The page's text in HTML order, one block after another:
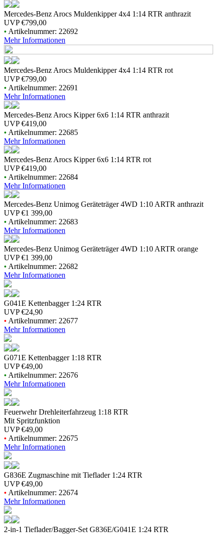
Mercedes-Benz Arocs Muldenkipper 4x4 1:14 RTR anthrazit
UVP€799,00
• Artikelnummer: 22692
Mehr Informationen
Mercedes-Benz Arocs Muldenkipper 4x4 1:14 RTR rot
UVP€799,00
• Artikelnummer: 22691
Mehr Informationen
Mercedes-Benz Arocs Kipper 6x6 1:14 RTR anthrazit
UVP€419,00
• Artikelnummer: 22685
Mehr Informationen
Mercedes-Benz Arocs Kipper 6x6 1:14 RTR rot
UVP€419,00
• Artikelnummer: 22684
Mehr Informationen
Mercedes-Benz Unimog Geräteträger 4WD 1:10 ARTR anthrazit
UVP€1 399,00
• Artikelnummer: 22683
Mehr Informationen
Mercedes-Benz Unimog Geräteträger 4WD 1:10 ARTR orange
UVP€1 399,00
• Artikelnummer: 22682
Mehr Informationen
G041E Kettenbagger 1:24 RTR
UVP€24,90
• Artikelnummer: 22677
Mehr Informationen
G071E Kettenbagger 1:18 RTR
UVP€49,00
• Artikelnummer: 22676
Mehr Informationen
Feuerwehr Drehleiterfahrzeug 1:18 RTR
Mit Spritzfunktion
UVP€49,00
• Artikelnummer: 22675
Mehr Informationen
G836E Zugmaschine mit Tieflader 1:24 RTR
UVP€49,00
• Artikelnummer: 22674
Mehr Informationen
2-in-1 Tieflader/Bagger-Set G836E/G041E 1:24 RTR